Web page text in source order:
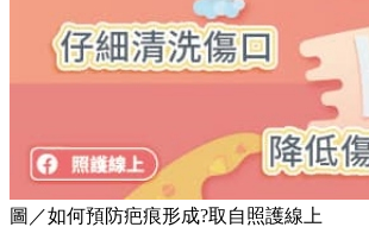
圖／如何預防疤痕形成?取自照護線上